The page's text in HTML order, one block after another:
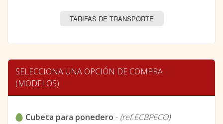
TARIFAS DE TRANSPORTE
SELECCIONA UNA OPCIÓN DE COMPRA
(MODELOS)
Cubeta para ponedero - (ref.ECBPECO)